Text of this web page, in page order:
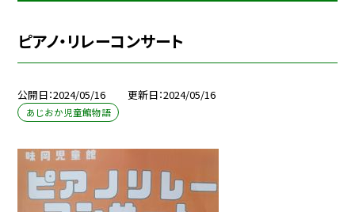
ピアノ・リレーコンサート
公開日 2024/05/16 更新日 2024/05/16
あじおか児童館物語